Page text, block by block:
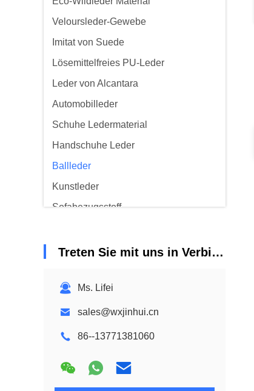
Veloursleder-Gewebe
Imitat von Suede
Lösemittelfreies PU-Leder
Leder von Alcantara
Automobilleder
Schuhe Ledermaterial
Handschuhe Leder
Ballleder
Kunstleder
Sofabezugsstoff
Treten Sie mit uns in Verbindung
Ms. Lifei
sales@wxjinhui.cn
86--13771381060